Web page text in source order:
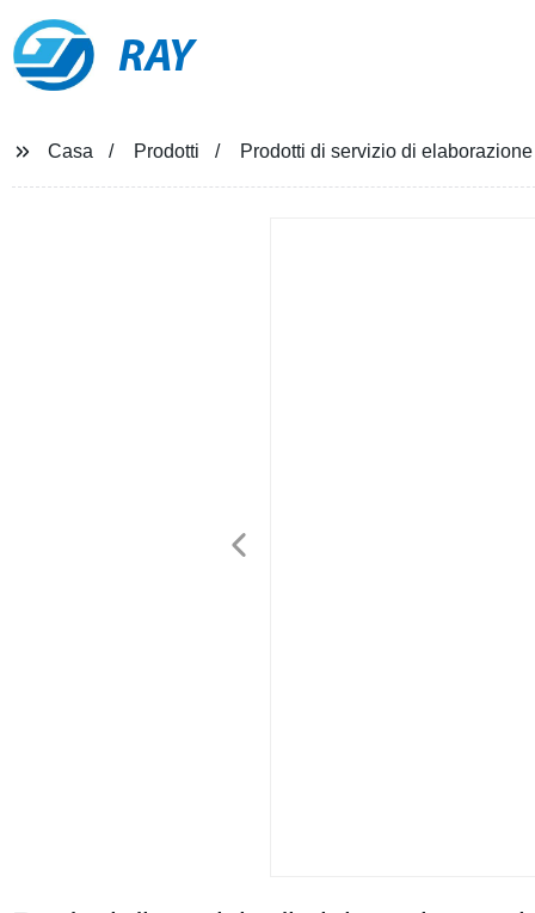
RAY
Casa Prodotti Prodotti di servizio di